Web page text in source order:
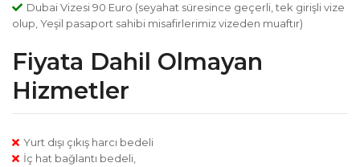
Dubai Vizesi 90 Euro (seyahat süresince geçerli, tek girişli vize
olup, Yeşil pasaport sahibi misafirlerimiz vizeden muaftır)
Fiyata Dahil Olmayan
Hizmetler
Yurt dışı çıkış harcı bedeli
İç hat bağlantı bedeli,